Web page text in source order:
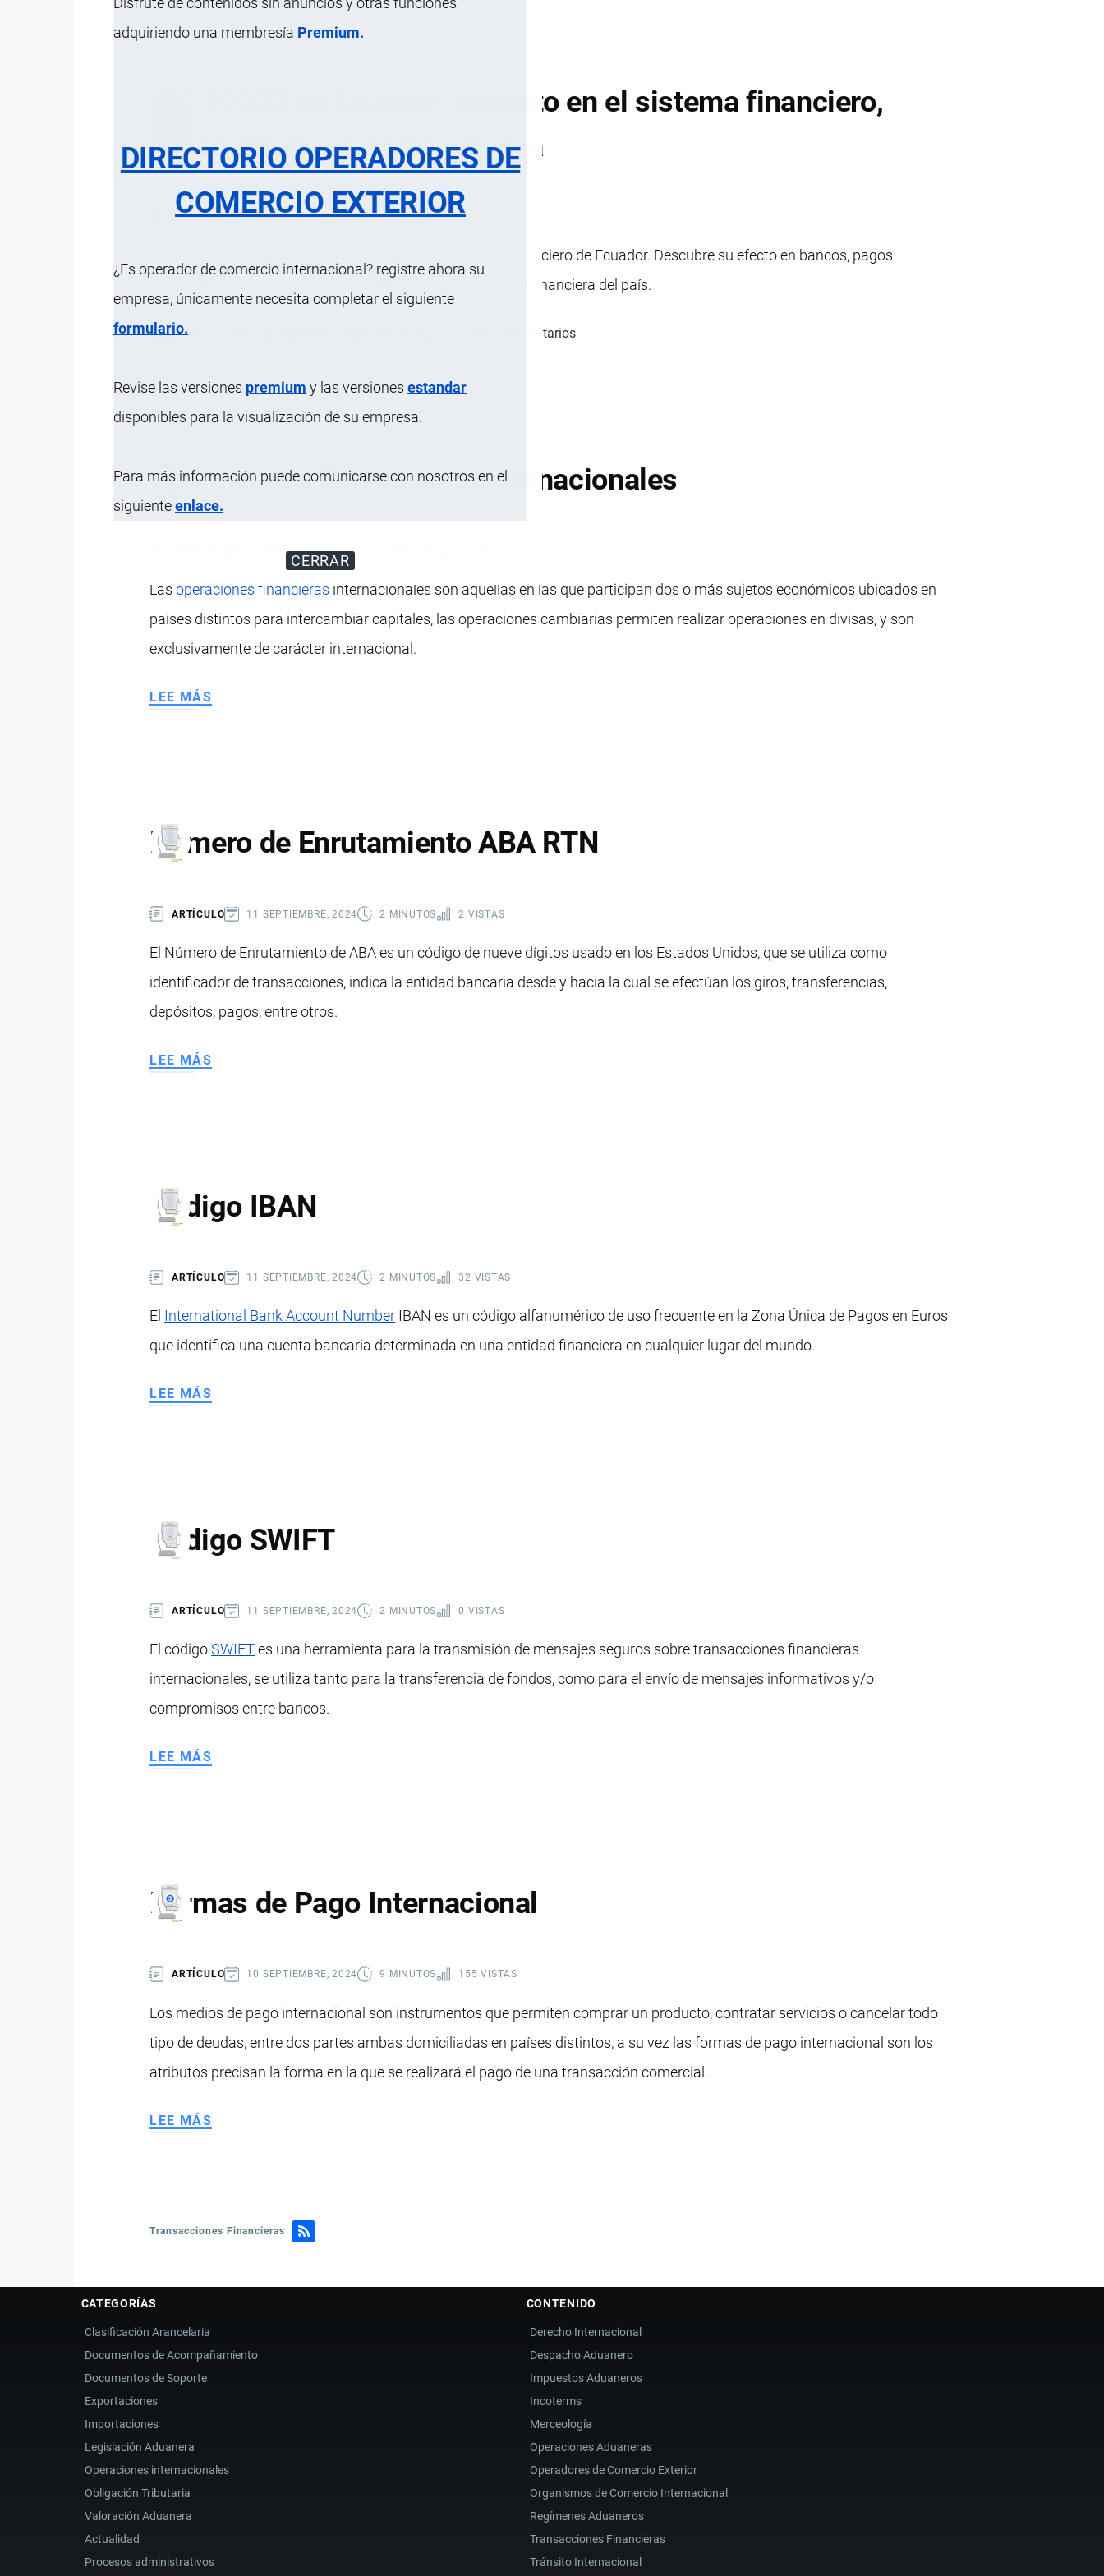
adquiriendo una membresía Premium.
DIRECTORIO OPERADORES DE
COMERCIO EXTERIOR
¿Es operador de comercio internacional? registre ahora su
empresa, únicamente necesita completar el siguiente
formulario.
Revise las versiones premium y las versiones estandar
disponibles para la visualización de su empresa.
Para más información puede comunicarse con nosotros en el
siguienteenlace.
CERRAR
ISO 20022 en Ecuador: impacto en el sistema financiero,
pagos internacionales y banca
ARTÍCULO 9 MARZO, 2026 5 MINUTOS 10 VISTAS
Conoce qué es ISO 20022 y cómo impactará al sistema financiero de Ecuador. Descubre su efecto en bancos, pagos
y la digitalización financiera del país.
LEE MÁS
ECUADOR:
SISTEMA
FINANCIERO,
Y
BANCA
para enviar comentarios
Operaciones Financieras Internacionales
11 SEPTIEMBRE, 2024
Lasoperaciones financieras internacionales son aquellas en las que participan dos o más sujetos económicos ubicados en
países distintos para intercambiar capitales, las operaciones cambiarias permiten realizar operaciones en divisas, y son
exclusivamente de carácter internacional.
LEE MÁS
Número de Enrutamiento ABA RTN
ARTÍCULO 11 SEPTIEMBRE, 2024 2 MINUTOS 2 VISTAS
El Número de Enrutamiento de ABA es un código de nueve dígitos usado en los Estados Unidos, que se utiliza como
identificador de transacciones, indica la entidad bancaria desde y hacia la cual se efectúan los giros, transferencias,
depósitos, pagos, entre otros.
LEE MÁS
Código IBAN
ARTÍCULO 11 SEPTIEMBRE, 2024 2 MINUTOS 32 VISTAS
El International Bank Account Number IBAN es un código alfanumérico de uso frecuente en la Zona Única de Pagos en Euros
que identifica una cuenta bancaria determinada en una entidad financiera en cualquier lugar del mundo.
LEE MÁS
Código SWIFT
ARTÍCULO 11 SEPTIEMBRE, 2024 2 MINUTOS 0 VISTAS
El códigoSWIFTes una herramienta para la transmisión de mensajes seguros sobre transacciones financieras
internacionales, se utiliza tanto para la transferencia de fondos, como para el envío de mensajes informativos y/o
compromisos entre bancos.
LEE MÁS
Formas de Pago Internacional
ARTÍCULO 10 SEPTIEMBRE, 2024 9 MINUTOS 155 VISTAS
Los medios de pago internacional son instrumentos que permiten comprar un producto, contratar servicios o cancelar todo
tipo de deudas, entre dos partes ambas domiciliadas en países distintos, a su vez las formas de pago internacional son los
atributos precisan la forma en la que se realizará el pago de una transacción comercial.
LEE MÁS
Transacciones Financieras
CATEGORÍAS
Clasificación Arancelaria
Documentos de Acompañamiento
Documentos de Soporte
Exportaciones
Importaciones
Legislación Aduanera
Operaciones internacionales
Obligación Tributaria
Valoración Aduanera
Actualidad
Procesos administrativos
CONTENIDO
Derecho Internacional
Despacho Aduanero
Impuestos Aduaneros
Incoterms
Merceología
Operaciones Aduaneras
Operadores de Comercio Exterior
Organismos de Comercio Internacional
Regímenes Aduaneros
Transacciones Financieras
Tránsito Internacional